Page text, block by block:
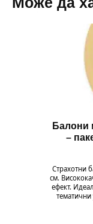
Балони
–
Страхотни
см.
ефект.